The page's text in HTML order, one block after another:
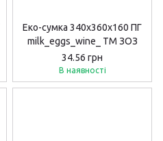
Еко-сумка 340х360х160 ПГ
milk_eggs_wine_ ТМ ЗОЗ
34.56 грн
В наявності